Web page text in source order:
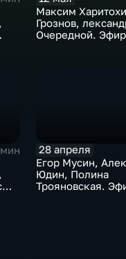
Максим
Грознов,
Очередной. Эфир
28 апреля
Егор Мусин,
Юдин, Полина
Трояновская.